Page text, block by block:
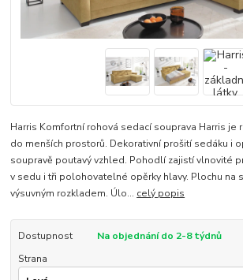
Harris Komfortní rohová sedací souprava Harris je
do menších prostorů. Dekorativní prošití sedáku i
soupravě poutavý vzhled. Pohodlí zajistí vlnovité
v sedu i tři polohovatelné opěrky hlavy. Plochu na
výsuvným rozkladem. Úlo... celý popis
Dostupnost
Na objednání do 2-8 týdnů
Strana